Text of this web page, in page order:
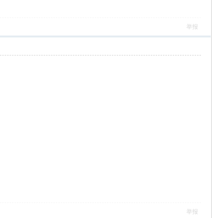
举报
举报